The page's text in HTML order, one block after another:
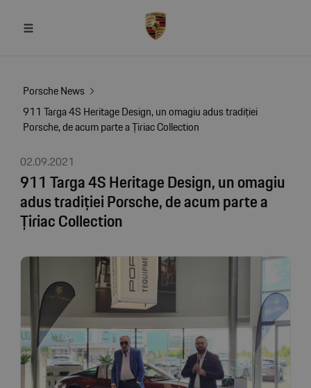
Porsche News
911 Targa 4S Heritage Design, un omagiu adus tradiției
Porsche, de acum parte a Țiriac Collection
02.09.2021
911 Targa 4S Heritage Design, un omagiu
adus tradiției Porsche, de acum parte a
Țiriac Collection